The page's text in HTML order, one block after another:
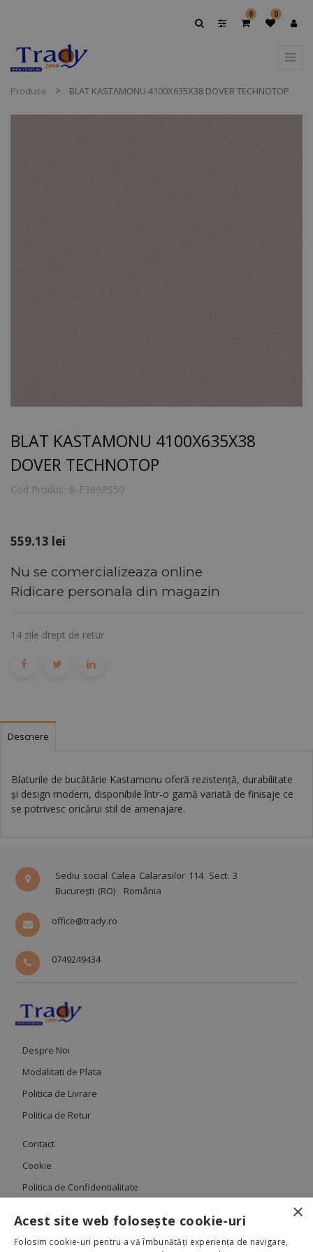
0 0
Produse BLAT KASTAMONU 4100X635X38 DOVER TECHNOTOP
BLAT KASTAMONU 4100X635X38
DOVER TECHNOTOP
Cod Produs: B-F369PS50
559.13 lei
Nu se comercializeaza online
Ridicare personala din magazin
14 zile drept de retur
Descriere
Blaturile de bucătărie Kastamonu oferă rezistență, durabilitate
și design modern, disponibile într-o gamă variată de finisaje ce
se potrivesc oricărui stil de amenajare.
Sediu social Calea Calarasilor 114 Sect. 3
București (RO)
România
office@trady.ro
0749249434
Despre Noi
Modalitati de Plata
Politica de Livrare
Politica de Retur
Contact
Cookie
Politica de Confidentialitate
×
Acest site web folosește cookie-uri
Folosim cookie-uri pentru a vă îmbunătăți experiența de navigare,